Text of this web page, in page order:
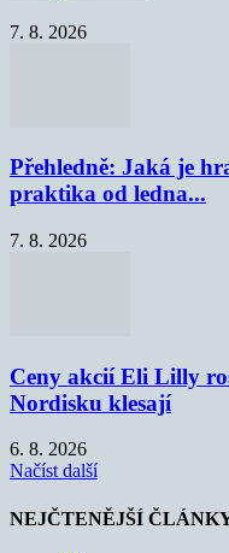
7. 8. 2026
Přehledně: Jaká je
praktika od ledna...
7. 8. 2026
Ceny akcií Eli Lilly
Nordisku klesají
6. 8. 2026
Načíst další
NEJČTENĚJŠÍ